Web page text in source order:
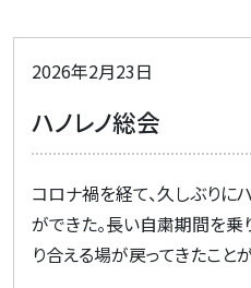
2026年2月23日
ハノレノ総会
コロナ禍を経て、久しぶりに
ができた。長い自粛期間を
り合える場が戻ってきたこと